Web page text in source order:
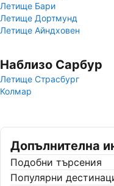
Летище Бари
Летище Дортмунд
Летище Айндховен
Наблизо Сарбур
Летище Страсбург
Колмар
Допълнителна
Подобни търсения
Популярни